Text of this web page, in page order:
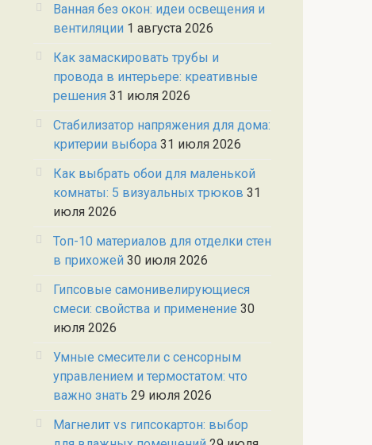
Ванная без окон: идеи освещения и
вентиляции 1 августа 2026
Как замаскировать трубы и
провода в интерьере: креативные
решения 31 июля 2026
Стабилизатор напряжения для дома:
критерии выбора 31 июля 2026
Как выбрать обои для маленькой
комнаты: 5 визуальных трюков 31
июля 2026
Топ-10 материалов для отделки стен
в прихожей 30 июля 2026
Гипсовые самонивелирующиеся
смеси: свойства и применение 30
июля 2026
Умные смесители с сенсорным
управлением и термостатом: что
важно знать 29 июля 2026
Магнелит vs гипсокартон: выбор